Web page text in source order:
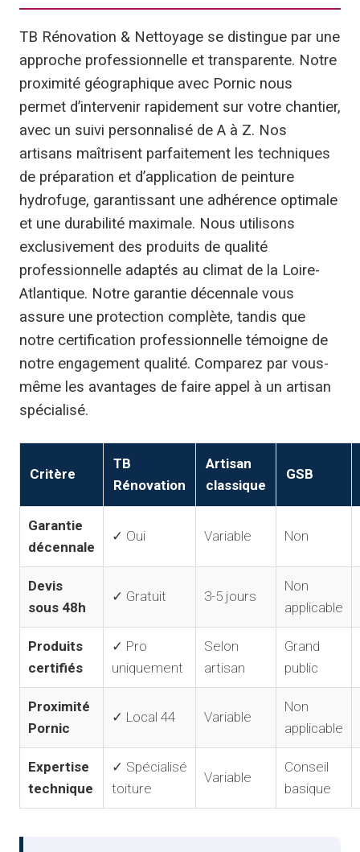
TB Rénovation & Nettoyage se distingue par une
approche professionnelle et transparente. Notre
proximité géographique avec Pornic nous
permet d’intervenir rapidement sur votre chantier,
avec un suivi personnalisé de A à Z. Nos
artisans maîtrisent parfaitement les techniques
de préparation et d’application de peinture
hydrofuge, garantissant une adhérence optimale
et une durabilité maximale. Nous utilisons
exclusivement des produits de qualité
professionnelle adaptés au climat de la Loire-
Atlantique. Notre garantie décennale vous
assure une protection complète, tandis que
notre certification professionnelle témoigne de
notre engagement qualité. Comparez par vous-
même les avantages de faire appel à un artisan
spécialisé.
Critère
TB
Rénovation
Artisan
classique
GSB
Garantie
décennale
✓ Oui Variable Non
Devis
sous 48h
✓ Gratuit 3-5 jours
Non
applicable
Produits
certifiés
✓ Pro
uniquement
Selon
artisan
Grand
public
Proximité
Pornic
✓ Local 44 Variable
Non
applicable
Expertise
technique
✓ Spécialisé
toiture
Variable
Conseil
basique